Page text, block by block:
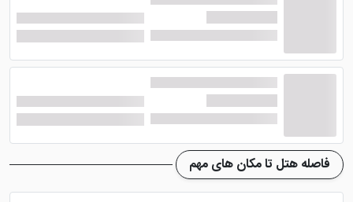
سنتر دبی
در این هتل چهار ستاره، امکاناتی بسیار مجهز و کامل ایجاد
شده تا گردشگران بتوانند با خیالی راحت، در آن اقامت داشته
باشند. در واقع می توان گفت هتل دارای تمامی امکانات
ویژه، اعم از رفاهی و تفریحی در فضای خود است؛ به گونه ای
که نیاز به خارج شدن از هتل را برای مهمانان به حداقل می
رساند. در ادامه به معرفی امکانات این هتل می پردازیم.
فاصله هتل تا مکان های مهم